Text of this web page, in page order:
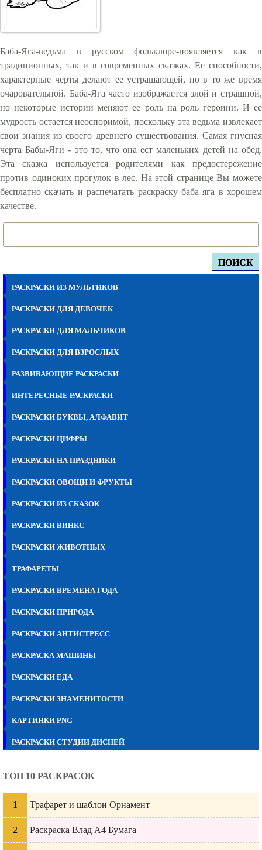
ПОИСК
РАСКРАСКИ ИЗ МУЛЬТИКОВ
РАСКРАСКИ ДЛЯ ДЕВОЧЕК
РАСКРАСКИ ДЛЯ МАЛЬЧИКОВ
РАСКРАСКИ ДЛЯ ВЗРОСЛЫХ
РАЗВИВАЮЩИЕ РАСКРАСКИ
ИНТЕРЕСНЫЕ РАСКРАСКИ
РАСКРАСКИ БУКВЫ, АЛФАВИТ
РАСКРАСКИ ЦИФРЫ
РАСКРАСКИ НА ПРАЗДНИКИ
РАСКРАСКИ ОВОЩИ И ФРУКТЫ
РАСКРАСКИ ИЗ СКАЗОК
РАСКРАСКИ ВИНКС
РАСКРАСКИ ЖИВОТНЫХ
ТРАФАРЕТЫ
РАСКРАСКИ ВРЕМЕНА ГОДА
РАСКРАСКИ ПРИРОДА
РАСКРАСКИ АНТИСТРЕСС
РАСКРАСКА МАШИНЫ
РАСКРАСКИ ЕДА
РАСКРАСКИ ЗНАМЕНИТОСТИ
КАРТИНКИ PNG
РАСКРАСКИ СТУДИИ ДИСНЕЙ
ТОП 10 РАСКРАСОК
Трафарет и шаблон Орнамент
Раскраска Влад А4 Бумага
Баба-Яга-ведьма в русском фольклоре-появляется как в
традиционных, так и в современных сказках. Ее способности,
характерные черты делают ее устрашающей, но в то же время
очаровательной. Баба-Яга часто изображается злой и страшной,
но некоторые истории меняют ее роль на роль героини. И ее
мудрость остается неоспоримой, поскольку эта ведьма извлекает
свои знания из своего древнего существования. Самая гнусная
черта Бабы-Яги - это то, что она ест маленьких детей на обед.
Эта сказка используется родителями как предостережение
против одиноких прогулок в лес. На этой странице Вы можете
бесплатно скачать и распечатать раскраску баба яга в хорошем
качестве.